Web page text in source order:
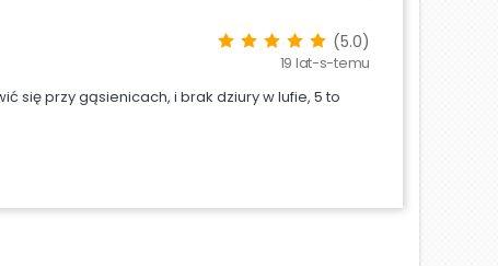
(5.0)
19 lat-s-temu
się przy gąsienicach, i brak dziury w lufie, 5 to